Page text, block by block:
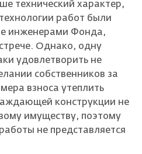
технический характер,
работ были
инженерами Фонда,
Однако, одну
удовлетворить не
собственников за
взноса утеплить
конструкции не
имуществу, поэтому
не представляется